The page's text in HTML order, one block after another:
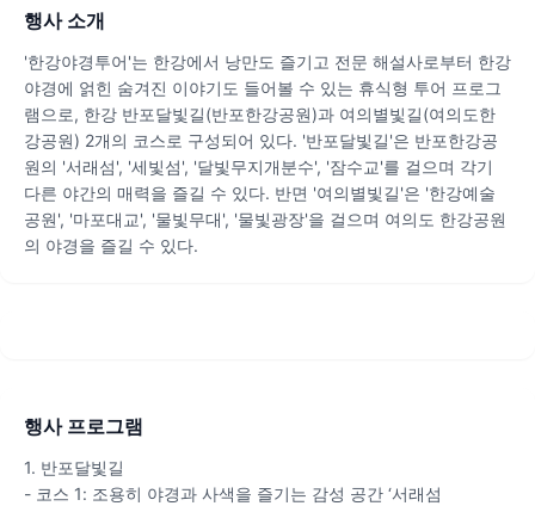
행사 소개
'한강야경투어'는 한강에서 낭만도 즐기고 전문 해설사로부터 한강
야경에 얽힌 숨겨진 이야기도 들어볼 수 있는 휴식형 투어 프로그
램으로, 한강 반포달빛길(반포한강공원)과 여의별빛길(여의도한
강공원) 2개의 코스로 구성되어 있다. '반포달빛길'은 반포한강공
원의 '서래섬', '세빛섬', '달빛무지개분수', '잠수교'를 걸으며 각기
다른 야간의 매력을 즐길 수 있다. 반면 '여의별빛길'은 '한강예술
공원', '마포대교', '물빛무대', '물빛광장'을 걸으며 여의도 한강공원
의 야경을 즐길 수 있다.
행사 프로그램
1. 반포달빛길
- 코스 1: 조용히 야경과 사색을 즐기는 감성 공간 ‘서래섬